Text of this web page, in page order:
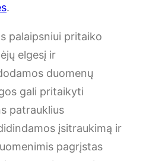
.
palaipsniui pritaiko
elgesį ir
duomenų
gali pritaikyti
patrauklius
įsitraukimą ir
pagrįstas